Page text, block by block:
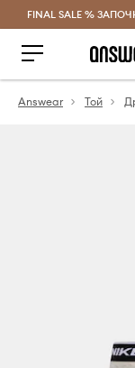
FINAL SALE %
Answear Той